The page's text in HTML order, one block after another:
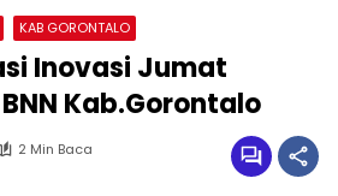
KAB GORONTALO
Inovasi Jumat
Kab.Gorontalo
2 Min Baca